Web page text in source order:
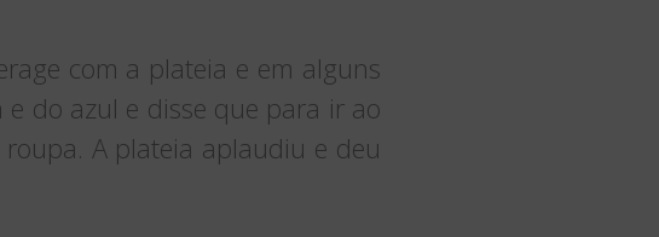
com a plateia e em alguns
do azul e disse que para ir ao
A plateia aplaudiu e deu